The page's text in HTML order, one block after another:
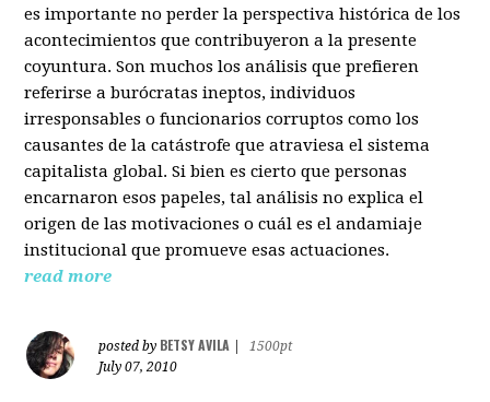
es importante no perder la perspectiva histórica de los
acontecimientos que contribuyeron a la presente
coyuntura. Son muchos los análisis que prefieren
referirse a burócratas ineptos, individuos
irresponsables o funcionarios corruptos como los
causantes de la catástrofe que atraviesa el sistema
capitalista global. Si bien es cierto que personas
encarnaron esos papeles, tal análisis no explica el
origen de las motivaciones o cuál es el andamiaje
institucional que promueve esas actuaciones.
read more
posted by BETSY AVILA
1500pt
July 07, 2010